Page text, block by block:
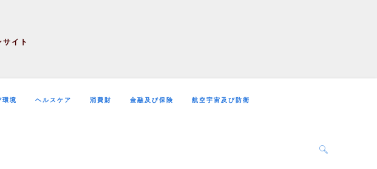
イト
環境 ヘルスケア 消費財 金融及び保険 航空宇宙及び防衛